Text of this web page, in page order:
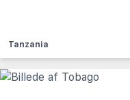
Tanzania